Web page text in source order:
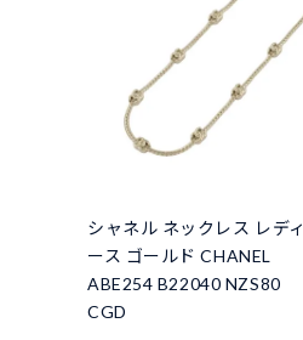
シャネル ネックレス レディ
ース ゴールド CHANEL
ABE254 B22040 NZS80
CGD